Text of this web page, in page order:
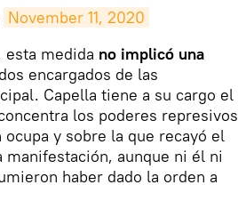
November 11, 2020
esta medida no implicó una
encargados de las
Capella tiene a su cargo el
los poderes represivos
y sobre la que recayó el
manifestación, aunque ni él ni
haber dado la orden a